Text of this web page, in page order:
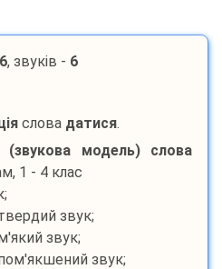
6, звуків - 6
слова датися.
(звукова модель) слова
1 - 4 клас
звук;
звук;
звук;